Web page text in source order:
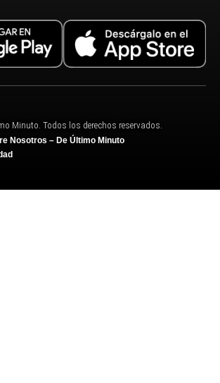
Minuto. Todos los derechos reservados.
Nosotros – De Último Minuto